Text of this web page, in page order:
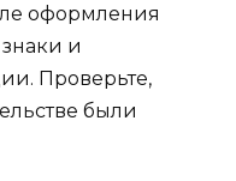
оформления
и
Проверьте,
были